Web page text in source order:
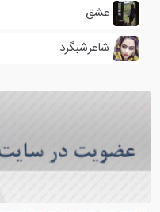
عشق
شاعرشبگرد